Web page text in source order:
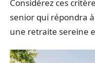
Considérez ces
senior qui répondra
une retraite sereine